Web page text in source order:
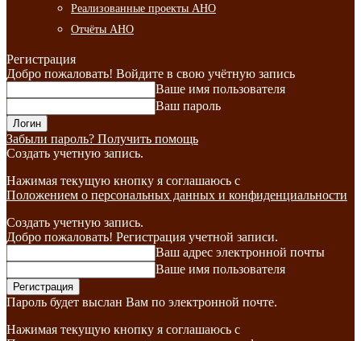
Реализованные проекты АНО
Отчёты АНО
Регистрация
Добро пожаловать! Войдите в свою учётную запись
Ваше имя пользователя
Ваш пароль
Забыли пароль? Получить помощь
Создать учетную запись.
Нажимая текущую кнопку я соглашаюсь с
Положением о персональных данных и конфиденциальности
Создать учетную запись.
Добро пожаловать! Регистрация учетной записи.
Ваш адрес электронной почты
Ваше имя пользователя
Пароль будет выслан Вам по электронной почте.
Нажимая текущую кнопку я соглашаюсь с